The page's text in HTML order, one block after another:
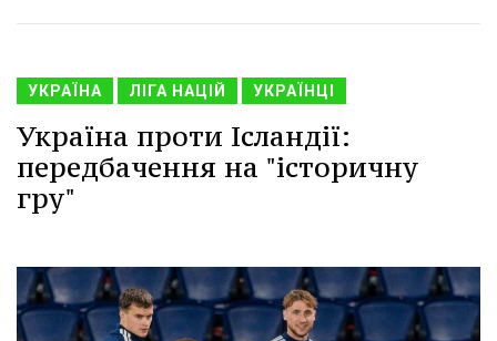
УКРАЇНА ЛІГА НАЦІЙ УКРАЇНЦІ
Україна проти Ісландії:
передбачення на "історичну
гру"